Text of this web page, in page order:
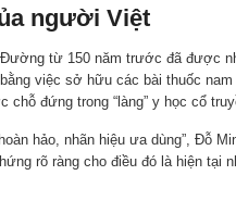
người Việt
từ 150 năm trước đã được
việc sở hữu các bài thuốc nam
đứng trong “làng” y học cổ
hảo, nhãn hiệu ưa dùng”, Đỗ
rõ ràng cho điều đó là hiện tại